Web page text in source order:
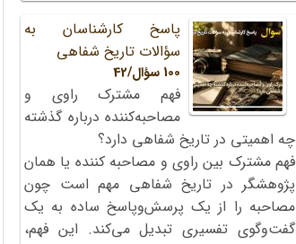
پاسخ کارشناسان به
سؤالات تاریخ شفاهی
100 سؤال/42
فهم مشترک راوی و
مصاحبه‌کننده درباره گذشته
چه اهمیتی در تاریخ شفاهی دارد؟
فهم مشترک بین راوی و مصاحبه کننده یا همان
پژوهشگر در تاریخ شفاهی مهم است چون
مصاحبه را از یک پرسش‌وپاسخ ساده به یک
گفت‌وگوی تفسیری تبدیل می‌کند. این فهم،